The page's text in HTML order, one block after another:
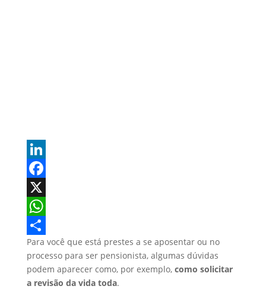
L
n
k
e
d
I
a
c
e
b
o
X
W
h
a
t
S
h
a
Para você que está prestes a se aposentar ou no
processo para ser pensionista, algumas dúvidas
podem aparecer como, por exemplo, como solicitar
a revisão da vida toda.